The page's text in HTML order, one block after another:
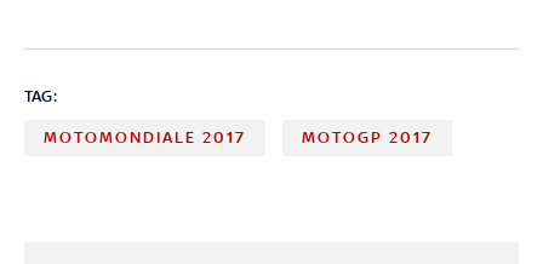
TAG:
MOTOMONDIALE 2017 MOTOGP 2017